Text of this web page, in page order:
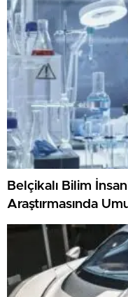
Belçikalı Bilim
Araştırmasında